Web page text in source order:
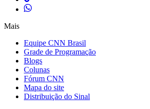
Mais
Equipe CNN Brasil
Grade de Programação
Blogs
Colunas
Fórum CNN
Mapa do site
Distribuição do Sinal